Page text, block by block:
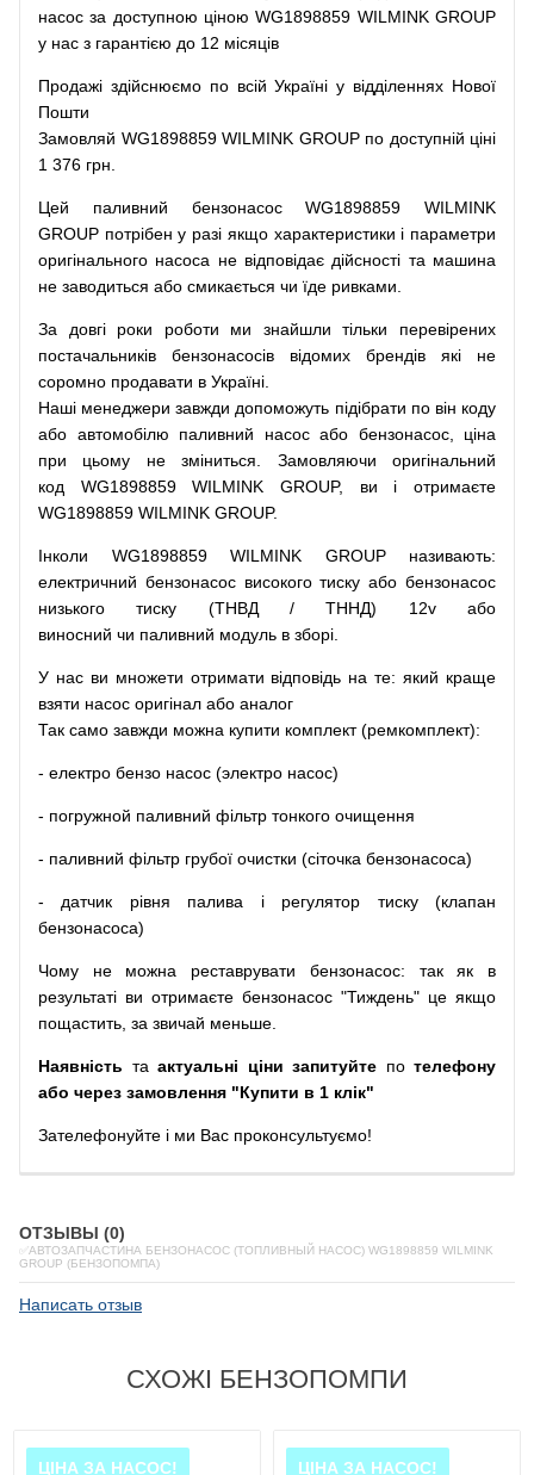
насос за доступною ціною WG1898859 WILMINK GROUP
у нас з гарантією до 12 місяців
Продажі здійснюємо по всій Україні у відділеннях Нової
Пошти
Замовляй WG1898859 WILMINK GROUP по доступній ціні
1 376 грн.
Цей паливний бензонасосWG1898859 WILMINK
GROUP потрібен у разі якщо характеристики і параметри
оригінального насоса не відповідає дійсності та машина
не заводиться або смикається чи їде ривками
За довгі роки роботи ми знайшли тільки
перевірених
постачальників
бензонасосів відомих брендів які
не
соромно продавати в Україні.
Наші менеджери завжди допоможуть підібрати по він коду
або автомобілю паливний насос або бензонасос,
ціна
при
цьому не зміниться Замовляючи
оригінальний
код WG1898859 WILMINK GROUP, ви і отримаєте
WG1898859 WILMINK GROUP.
Інколи WG1898859 WILMINK GROUP називають:
електричний бензонасос високого тиску або бензонасос
низького
тиску (ТНВД / ТННД) 12v
або
виносний чи паливний модуль в зборі
У нас ви множети отримати відповідь на те: який краще
взяти насос оригінал або аналог
Так само завжди можна купити комплект (ремкомплект):
- електро бензо насос (электро насос)
- погружной паливний фільтр тонкого очищення
- паливний фільтр грубої очистки (сіточка бензонасоса)
- датчик рівня палива і регулятор тиску (клапан
бензонасоса)
Чому не можна реставрувати бензонасос: так як
в
результаті ви отримаєте бензонасос "Тиждень" це якщо
пощастить, за звичай меньше.
Наявність та актуальні ціни запитуйте по телефону
або через замовлення "Купити в 1 клік"
Зателефонуйте і ми Вас проконсультуємо!
ОТЗЫВЫ (0)
✅АВТОЗАПЧАСТИНА БЕНЗОНАСОС (ТОПЛИВНЫЙ НАСОС) WG1898859 WILMINK
GROUP (БЕНЗОПОМПА)
Написать отзыв
СХОЖІ БЕНЗОПОМПИ
ЦІНА ЗА НАСОС! ЦІНА ЗА НАСОС!